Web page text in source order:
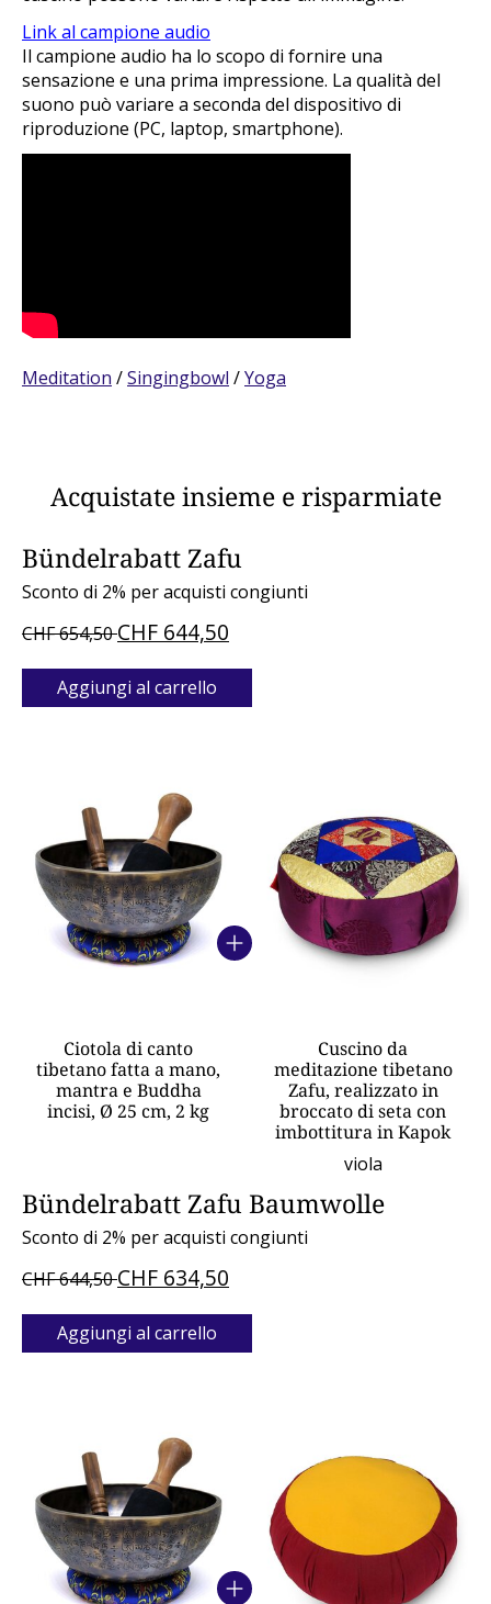
Link al campione audio
Il campione audio ha lo scopo di fornire una
sensazione e una prima impressione. La qualità del
suono può variare a seconda del dispositivo di
riproduzione (PC, laptop, smartphone).
Meditation /Singingbowl /Yoga
Acquistate insieme e risparmiate
Bündelrabatt Zafu
Sconto di 2% per acquisti congiunti
CHF 654,50CHF 644,50
Aggiungi al carrello
Ciotola di canto
tibetano fatta a mano,
mantra e Buddha
incisi, Ø 25 cm, 2 kg
Cuscino da
meditazione tibetano
Zafu, realizzato in
broccato di seta con
imbottitura in Kapok
viola
Bündelrabatt Zafu Baumwolle
Sconto di 2% per acquisti congiunti
CHF 644,50CHF 634,50
Aggiungi al carrello